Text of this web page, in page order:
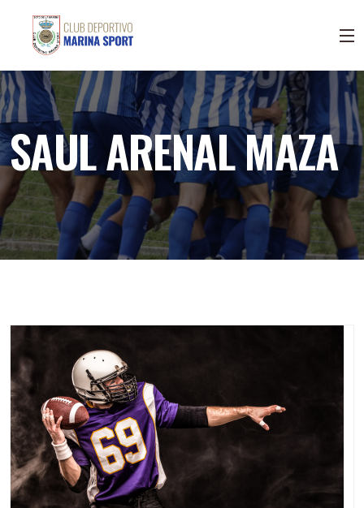
SAUL ARENAL MAZA